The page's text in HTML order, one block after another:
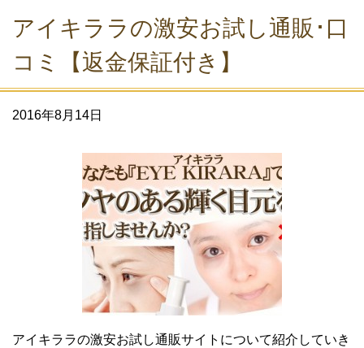
アイキララの激安お試し通販･口
コミ【返金保証付き】
2016年8月14日
アイキララの激安お試し通販サイトについて紹介していき